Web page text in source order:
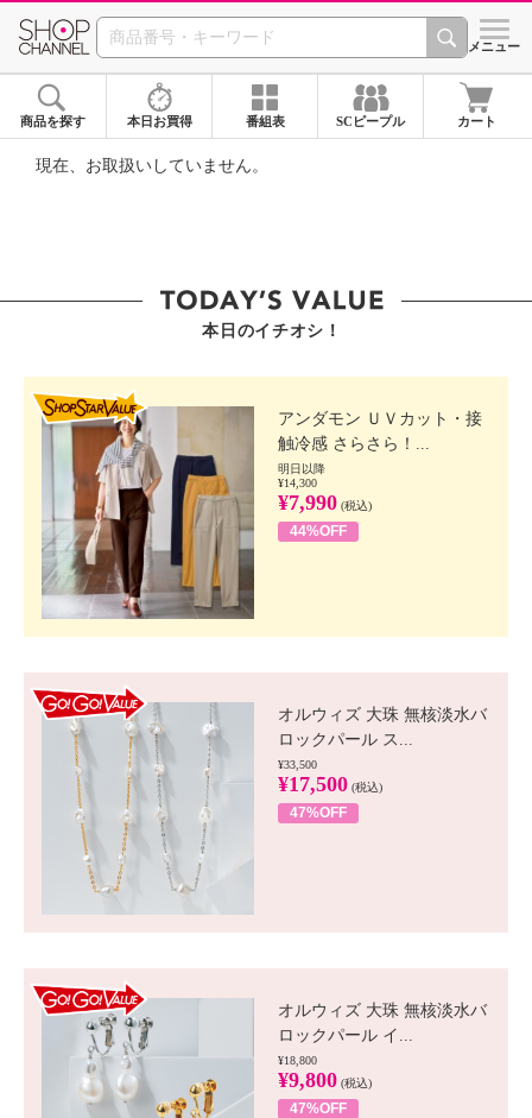
SHOP CHANNEL ショッ
メニュー
商品を探す 本日お買得 番組表 SCピープル カート
現在、お取扱いしていません。
本日のイチオシ！
アンダモン ＵＶカット・接
触冷感 さらさら！...
明日以降
¥14,300
¥7,990 (税込)
44%OFF
オルウィズ 大珠 無核淡水バ
ロックパール ス...
¥33,500
¥17,500 (税込)
47%OFF
オルウィズ 大珠 無核淡水バ
ロックパール イ...
¥18,800
¥9,800 (税込)
47%OFF